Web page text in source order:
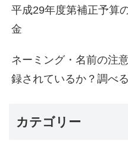
平成29年度第補正予算
金
ネーミング・名前の注
録されているか？調べ
カテゴリー